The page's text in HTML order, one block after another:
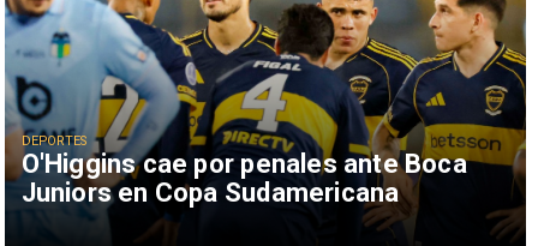
O'Higgins cae por penales ante Boca
Juniors en Copa Sudamericana
DEPORTES